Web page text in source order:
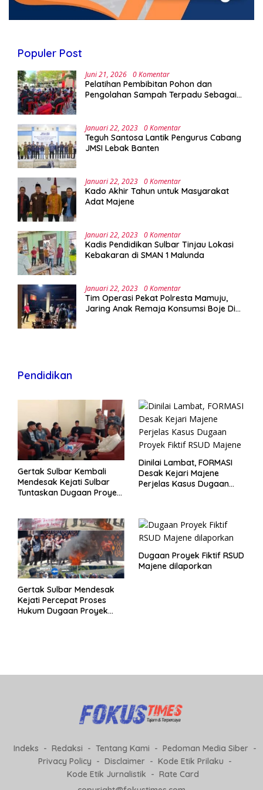
Populer Post
Juni 21, 2026 0 Komentar
Pelatihan Pembibitan Pohon dan
Pengolahan Sampah Terpadu Sebagai
Januari 22, 2023 0 Komentar
Teguh Santosa Lantik Pengurus Cabang
JMSI Lebak Banten
Januari 22, 2023 0 Komentar
Kado Akhir Tahun untuk Masyarakat
Adat Majene
Januari 22, 2023 0 Komentar
Kadis Pendidikan Sulbar Tinjau Lokasi
Kebakaran di SMAN 1 Malunda
Januari 22, 2023 0 Komentar
Tim Operasi Pekat Polresta Mamuju,
Jaring Anak Remaja Konsumsi Boje Di
Pendidikan
Gertak Sulbar Kembali
Mendesak Kejati Sulbar
Tuntaskan Dugaan Proyek
Dinilai Lambat, FORMASI
Desak Kejari Majene
Perjelas Kasus Dugaan
Gertak Sulbar Mendesak
Kejati Percepat Proses
Hukum Dugaan Proyek
Dugaan Proyek Fiktif RSUD
Majene dilaporkan
Indeks Redaksi Tentang Kami
Pedoman Media Siber
Privacy Policy
Disclaimer
Kode Etik Prilaku
Kode Etik Jurnalistik
Rate Card